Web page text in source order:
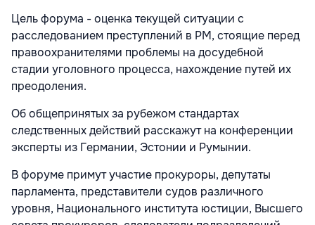
Цель форума - оценка текущей ситуации с
расследованием преступлений в РМ, стоящие перед
правоохранителями проблемы на досудебной
стадии уголовного процесса, нахождение путей их
преодоления.
Об общепринятых за рубежом стандартах
следственных действий расскажут на конференции
эксперты из Германии, Эстонии и Румынии.
В форуме примут участие прокуроры, депутаты
парламента, представители судов различного
уровня, Национального института юстиции, Высшего